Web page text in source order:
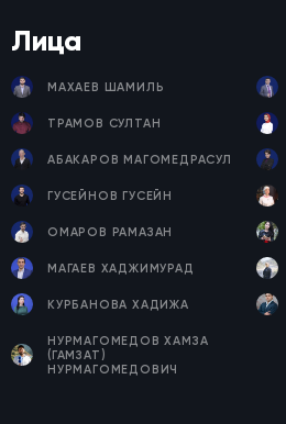
Лица
МАХАЕВ ШАМИЛЬ
ТРАМОВ СУЛТАН
АБАКАРОВ МАГОМЕДРАСУЛ
ГУСЕЙНОВ ГУСЕЙН
ОМАРОВ РАМАЗАН
МАГАЕВ ХАДЖИМУРАД
КУРБАНОВА ХАДИЖА
НУРМАГОМЕДОВ ХАМЗА
(ГАМЗАТ)
НУРМАГОМЕДОВИЧ